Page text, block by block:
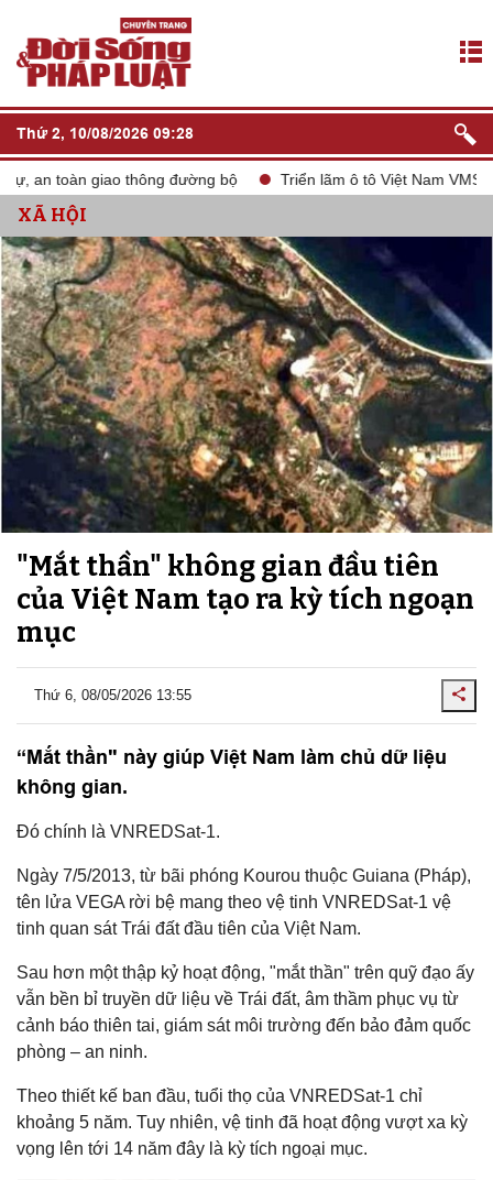
Thứ 2, 10/08/2026 09:28
toàn giao thông đường bộ Triển lãm ô tô Việt Nam VMS 2024
XÃ HỘI
"Mắt thần" không gian đầu tiên
của Việt Nam tạo ra kỳ tích ngoạn
mục
Thứ 6, 08/05/2026 13:55
“Mắt thần" này giúp Việt Nam làm chủ dữ liệu
không gian.
Đó chính là VNREDSat-1.
Ngày 7/5/2013, từ bãi phóng Kourou thuộc Guiana (Pháp),
tên lửa VEGA rời bệ mang theo vệ tinh VNREDSat-1 vệ
tinh quan sát Trái đất đầu tiên của Việt Nam.
Sau hơn một thập kỷ hoạt động, "mắt thần" trên quỹ đạo ấy
vẫn bền bỉ truyền dữ liệu về Trái đất, âm thầm phục vụ từ
cảnh báo thiên tai, giám sát môi trường đến bảo đảm quốc
phòng – an ninh.
Theo thiết kế ban đầu, tuổi thọ của VNREDSat-1 chỉ
khoảng 5 năm. Tuy nhiên, vệ tinh đã hoạt động vượt xa kỳ
vọng lên tới 14 năm đây là kỳ tích ngoại mục.